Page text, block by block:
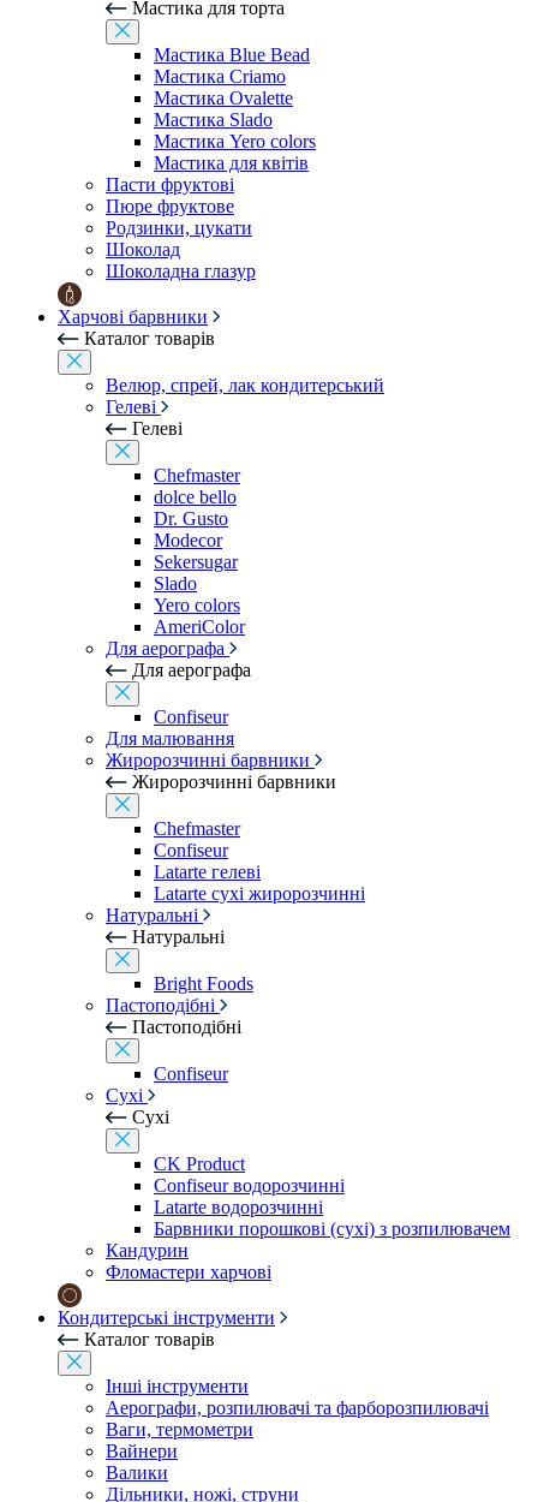
Мастика для торта
Мастика Blue Bead
Мастика Criamo
Мастика Ovalette
Мастика Slado
Мастика Yero colors
Мастика для квітів
Пасти фруктові
Пюре фруктове
Родзинки, цукати
Шоколад
Шоколадна глазур
Харчові барвники
Каталог товарів
Велюр, спрей, лак кондитерський
Гелеві
Гелеві
Chefmaster
dolce bello
Dr. Gusto
Modecor
Sekersugar
Slado
Yero colors
AmeriColor
Для аерографа
Для аерографа
Confiseur
Для малювання
Жиророзчинні барвники
Жиророзчинні барвники
Chefmaster
Confiseur
Latarte гелеві
Latarte сухі жиророзчинні
Натуральні
Натуральні
Bright Foods
Пастоподібні
Пастоподібні
Confiseur
Сухі
Сухі
CK Product
Confiseur водорозчинні
Latarte водорозчинні
Барвники порошкові (сухі) з розпилювачем
Кандурин
Фломастери харчові
Кондитерські інструменти
Каталог товарів
Інші інструменти
Аерографи, розпилювачі та фарборозпилювачі
Ваги, термометри
Вайнери
Валики
Дільники, ножі, струни